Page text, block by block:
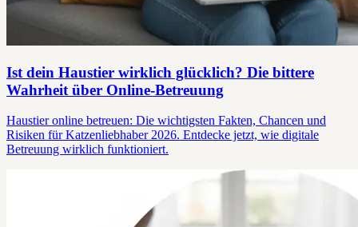
Ist dein Haustier wirklich glücklich? Die bittere
Wahrheit über Online-Betreuung
Haustier online betreuen: Die wichtigsten Fakten, Chancen und
Risiken für Katzenliebhaber 2026. Entdecke jetzt, wie digitale
Betreuung wirklich funktioniert.